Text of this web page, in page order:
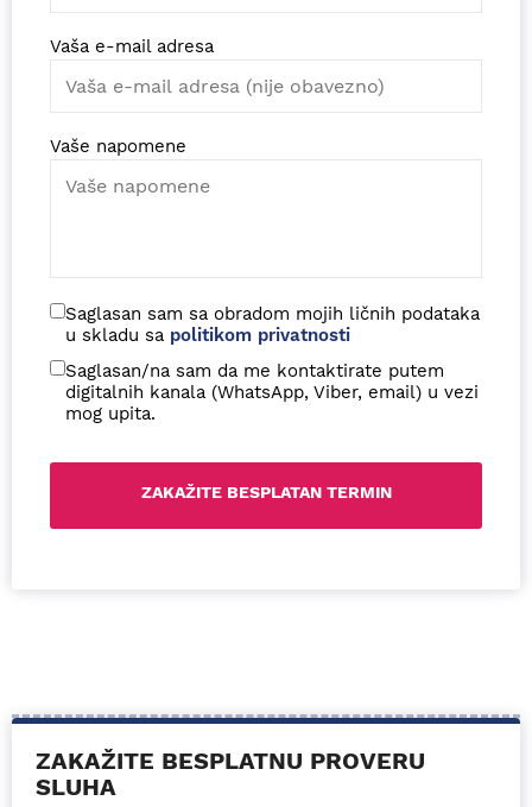
Vaša e-mail adresa
Vaše napomene
Saglasan sam sa obradom mojih ličnih podataka
u skladu sa politikom privatnosti
Saglasan/na sam da me kontaktirate putem
digitalnih kanala (WhatsApp, Viber, email) u vezi
mog upita.
ZAKAŽITE BESPLATNU PROVERU
SLUHA